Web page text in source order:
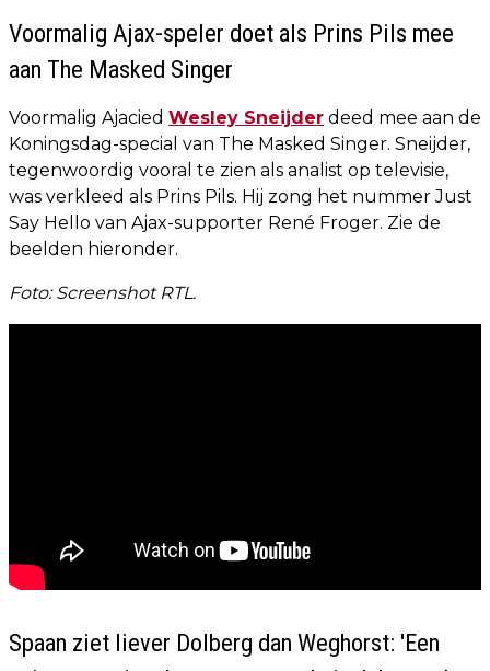
Voormalig Ajax-speler doet als Prins Pils mee
aan The Masked Singer
Voormalig Ajacied Wesley Sneijder deed mee aan de
Koningsdag-special van The Masked Singer. Sneijder,
tegenwoordig vooral te zien als analist op televisie,
was verkleed als Prins Pils. Hij zong het nummer Just
Say Hello van Ajax-supporter René Froger. Zie de
beelden hieronder.
Foto: Screenshot RTL.
Spaan ziet liever Dolberg dan Weghorst: 'Een